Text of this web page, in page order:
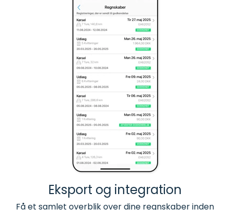
Eksport og integration
Få et samlet overblik over dine regnskaber inden